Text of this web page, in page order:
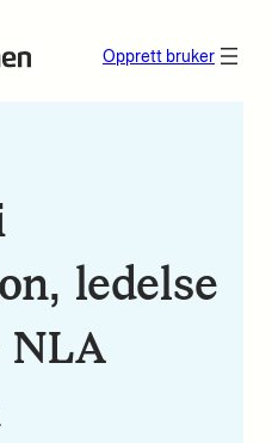
Opprett bruker
ledelse